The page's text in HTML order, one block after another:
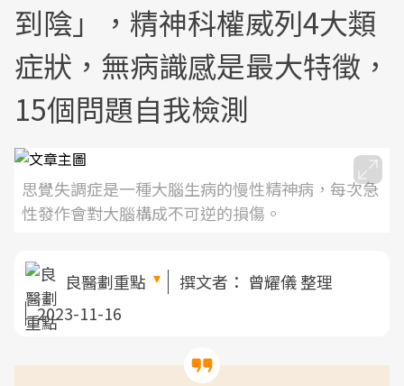
到陰」，精神科權威列4大類
症狀，無病識感是最大特徵，
15個問題自我檢測
思覺失調症是一種大腦生病的慢性精神病，每次急
性發作會對大腦構成不可逆的損傷。
良醫劃重點 撰文者： 曾耀儀 整理
2023-11-16